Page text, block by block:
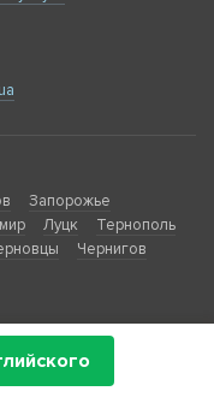
Запорожье
Луцк
Тернополь
Чернигов